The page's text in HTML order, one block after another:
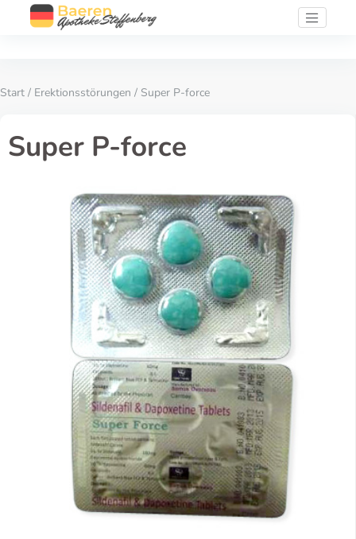
Start / Erektionsstörungen / Super P-force
Super P-force